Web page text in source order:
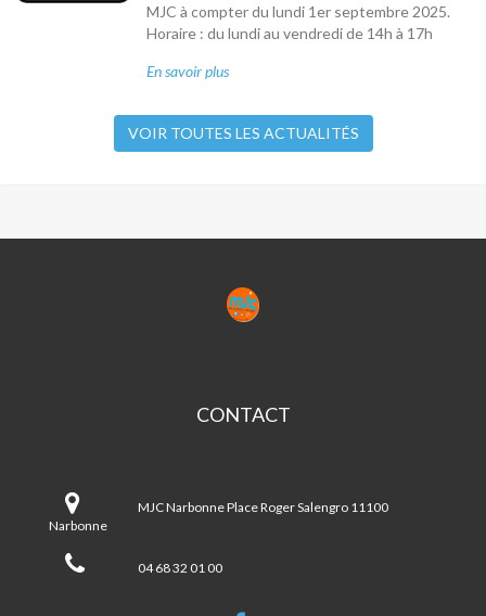
MJC à compter du lundi 1er septembre 2025.
Horaire : du lundi au vendredi de 14h à 17h
En savoir plus
VOIR TOUTES LES ACTUALITÉS
MJC
NARBONNE
CONTACT
Narbonne
MJC Narbonne Place Roger Salengro 11100
Narbonne
04 68 32 01 00